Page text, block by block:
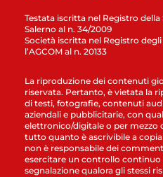
Testata iscritta nel Registro
Salerno al n. 34/2009
Società iscritta nel Registro
l’AGCOM al n. 20133
La riproduzione dei contenuti
riservata. Pertanto, è vietata la
di testi, fotografie, contenuti
aziendali e pubblicitarie, con
elettronico/digitale o per mezzo
tutto quanto è ascrivibile a
non è responsabile dei
esercitare un controllo continuo
segnalazione qualora gli stessi